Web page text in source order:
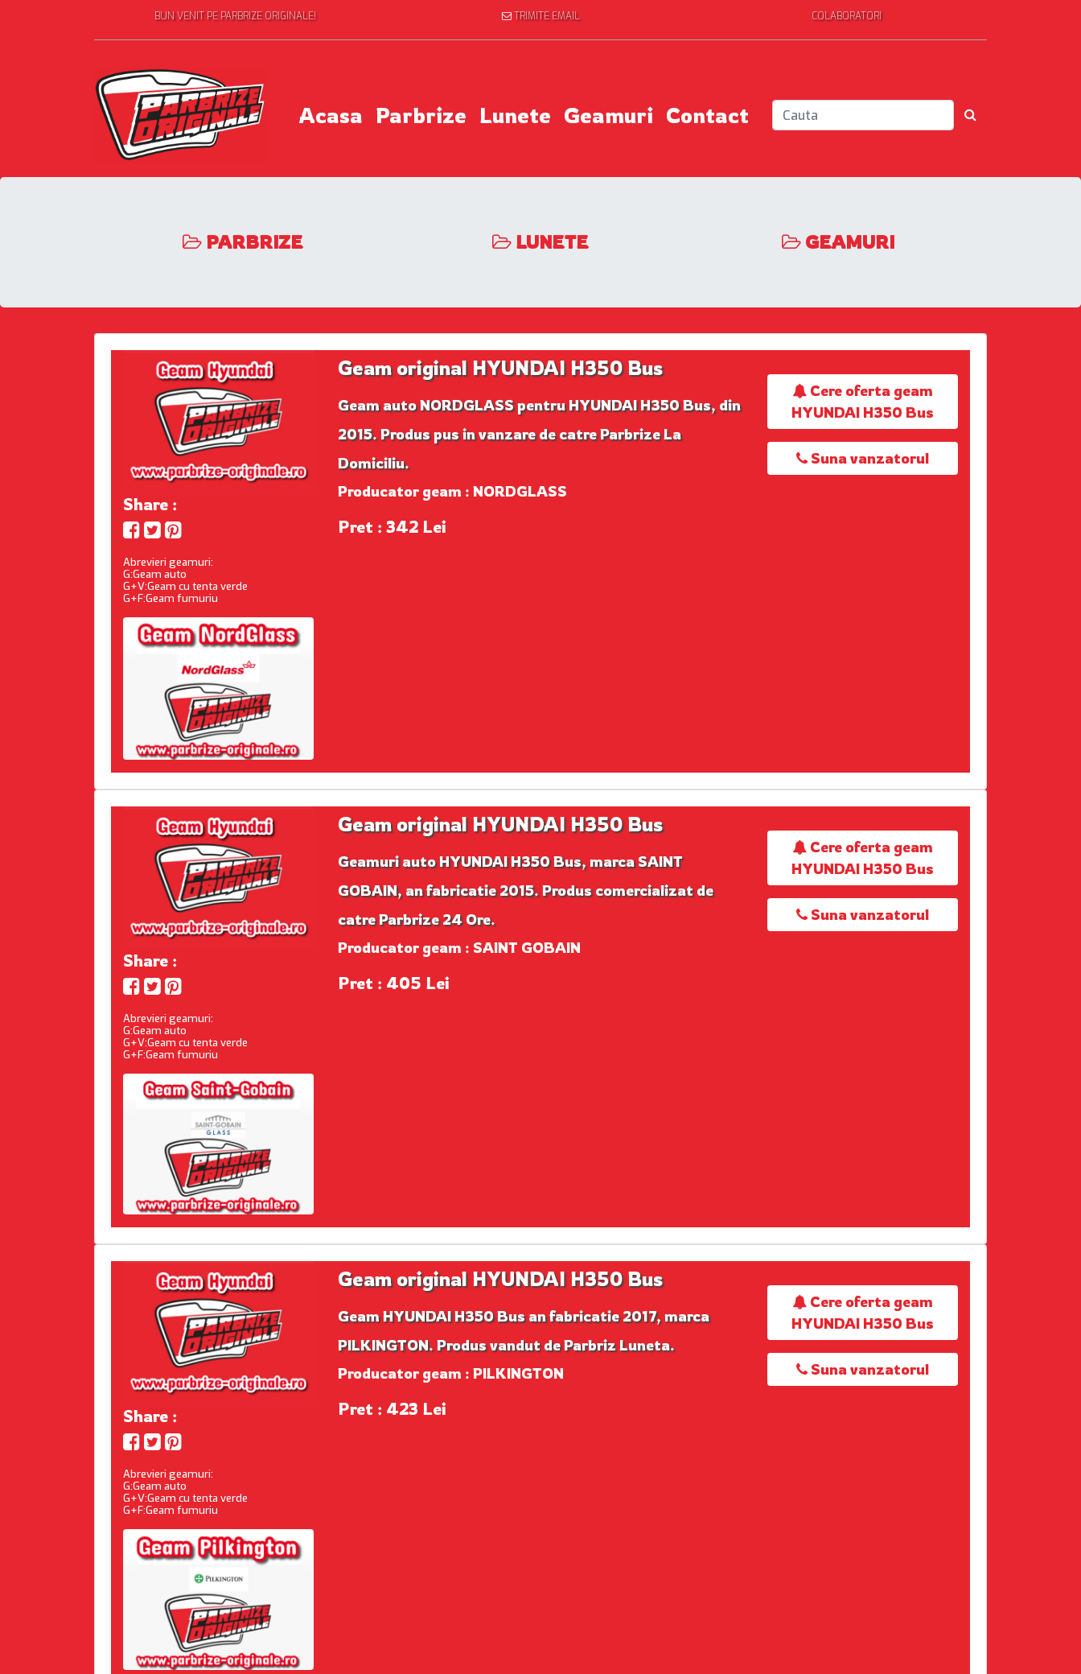
BUN VENIT PE PARBRIZE ORIGINALE! TRIMITE EMAIL COLABORATORI
Acasa Parbrize Lunete Geamuri Contact
PARBRIZE LUNETE GEAMURI
Share :
Abrevieri geamuri:
G:Geam auto
G+V:Geam cu tenta verde
G+F:Geam fumuriu
Geam original HYUNDAI H350 Bus
Geam auto NORDGLASS pentru HYUNDAI H350 Bus, din
2015. Produs pus in vanzare de catre Parbrize La
Domiciliu.
Producator geam : NORDGLASS
Pret : 342 Lei
Cere oferta geam
HYUNDAI H350 Bus
Suna vanzatorul
Share :
Abrevieri geamuri:
G:Geam auto
G+V:Geam cu tenta verde
G+F:Geam fumuriu
Geam original HYUNDAI H350 Bus
Geamuri auto HYUNDAI H350 Bus, marca SAINT
GOBAIN, an fabricatie 2015. Produs comercializat de
catre Parbrize 24 Ore.
Producator geam : SAINT GOBAIN
Pret : 405 Lei
Cere oferta geam
HYUNDAI H350 Bus
Suna vanzatorul
Share :
Abrevieri geamuri:
G:Geam auto
G+V:Geam cu tenta verde
G+F:Geam fumuriu
Geam original HYUNDAI H350 Bus
Geam HYUNDAI H350 Bus an fabricatie 2017, marca
PILKINGTON. Produs vandut de Parbriz Luneta.
Producator geam : PILKINGTON
Pret : 423 Lei
Cere oferta geam
HYUNDAI H350 Bus
Suna vanzatorul